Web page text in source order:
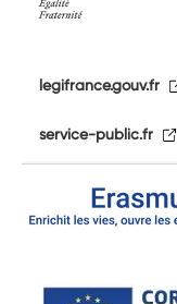
legifrance.gouv.fr
service-public.fr